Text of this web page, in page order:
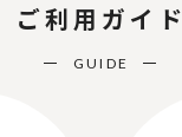
ご利用ガイド
GUIDE